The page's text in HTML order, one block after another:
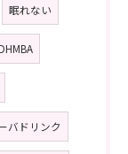
眠れない
バドリンク